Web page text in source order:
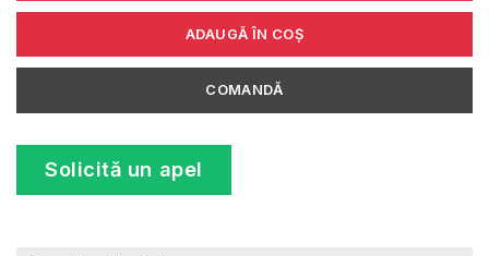
ADAUGĂ ÎN COȘ
COMANDĂ
Solicită un apel